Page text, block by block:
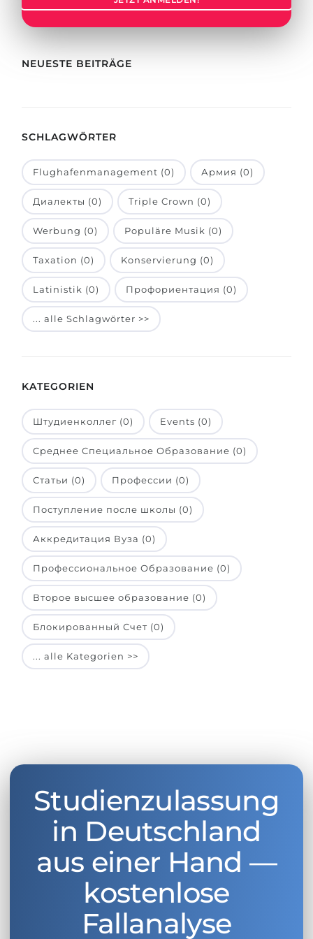
Berufe
Holland-Test
Interessenkarte-Test
RIASEC-Test
Erfolgzu
100%
BEWERBEN FÜR FACHRICHTUNG …
BEWERBEN AUS …
Russland
Ukraine
Kasachstan
Aserbaidschan
Armenien
Belarus
BERATUNG BUCHEN
NEUESTE BEITRÄGE
SCHLAGWÖRTER
Flughafenmanagement (0) Армия (0)
Диалекты (0) Triple Crown (0)
Werbung (0) Populäre Musik (0)
Taxation (0) Konservierung (0)
Latinistik (0) Профориентация (0)
... alle Schlagwörter >>
KATEGORIEN
Штудиенколлег (0) Events (0)
Среднее Специальное Образование (0)
Статьи (0) Профессии (0)
Поступление после школы (0)
Аккредитация Вуза (0)
Профессиональное Образование (0)
Второе высшее образование (0)
Блокированный Счет (0)
... alle Kategorien >>
Studienzulassung
in Deutschland
aus einer Hand —
kostenlose
Fallanalyse